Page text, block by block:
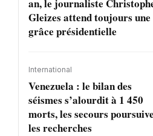
an, le journaliste
Gleizes attend toujours une
grâce présidentielle
International
Venezuela : le bilan des
séismes s’alourdit à 1 450
morts, les secours
les recherches